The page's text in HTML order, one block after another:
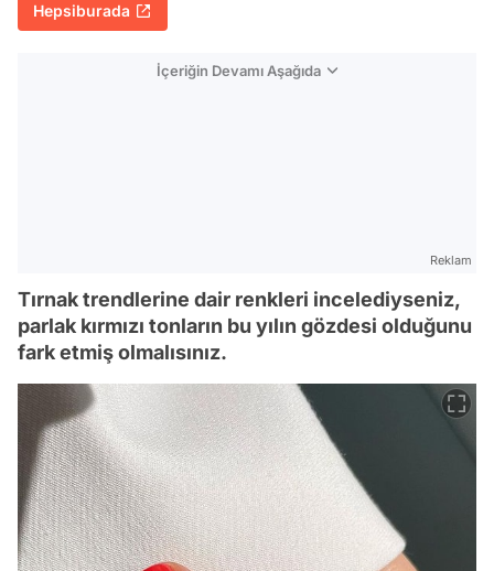
Hepsiburada
İçeriğin Devamı Aşağıda
Reklam
Tırnak trendlerine dair renkleri incelediyseniz,
parlak kırmızı tonların bu yılın gözdesi olduğunu
fark etmiş olmalısınız.